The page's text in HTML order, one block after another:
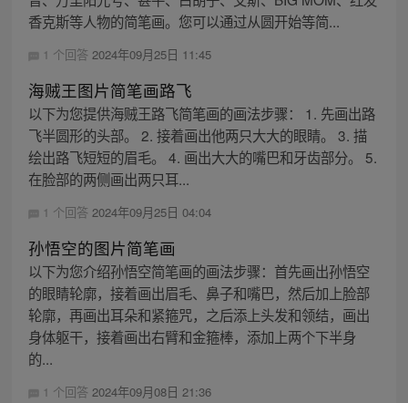
香克斯等人物的简笔画。您可以通过从圆开始等简...
1 个回答 2024年09月25日 11:45
海贼王图片简笔画路飞
以下为您提供海贼王路飞简笔画的画法步骤： 1. 先画出路
飞半圆形的头部。 2. 接着画出他两只大大的眼睛。 3. 描
绘出路飞短短的眉毛。 4. 画出大大的嘴巴和牙齿部分。 5.
在脸部的两侧画出两只耳...
1 个回答 2024年09月25日 04:04
孙悟空的图片简笔画
以下为您介绍孙悟空简笔画的画法步骤：首先画出孙悟空
的眼睛轮廓，接着画出眉毛、鼻子和嘴巴，然后加上脸部
轮廓，再画出耳朵和紧箍咒，之后添上头发和领结，画出
身体躯干，接着画出右臂和金箍棒，添加上两个下半身
的...
1 个回答 2024年09月08日 21:36